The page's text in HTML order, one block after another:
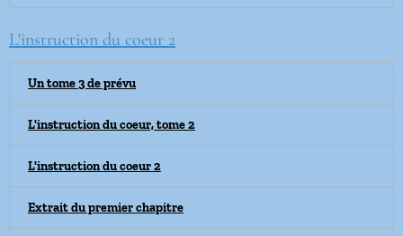
L'instruction du coeur 2
Un tome 3 de prévu
L'instruction du coeur, tome 2
L'instruction du coeur 2
Extrait du premier chapitre